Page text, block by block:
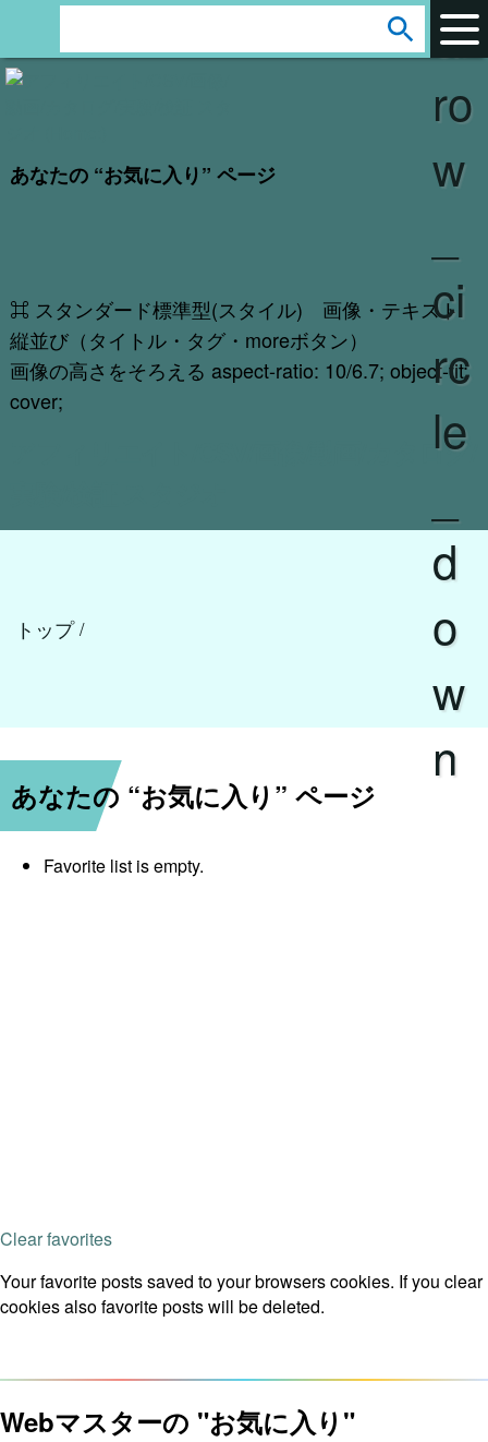
あなたの “お気に入り” ページ
⌘ スタンダード標準型(スタイル) 画像・テキスト
縦並び（タイトル・タグ・moreボタン）
画像の高さをそろえる aspect-ratio: 10/6.7; object-fit:
cover;
アフィリエイト/CSV/画像/動画/カタログ/
e
ar
ro
w
ci
rc
le
d
o
w
n
あなたの “お気に入り” ページ
Favorite list is empty.
Clear favorites
Your favorite posts saved to your browsers cookies. If you clear
cookies also favorite posts will be deleted.
Webマスターの "お気に入り"
トップ /